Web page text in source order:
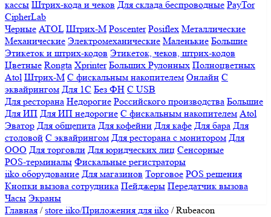
кассы Штрих-кода и чеков Для склада беспроводные PayTor
CipherLab
Черные ATOL Штрих-М Poscenter Posiflex Металлические
Механические Электромеханические Маленькие Большие
Этикеток и штрих-кодов Этикеток, чеков, штрих-кодов
Цветные Rongta Xprinter Больших Рулонных Полноцветных
Atol Штрих-М С фискальным накопителем Онлайн С
эквайрингом Для 1С Без ФН С USB
Для ресторана Недорогие Российского производства Большие
Для ИП Для ИП недорогие С фискальным накопителем Atol
Эватор Для общепита Для кофейни Для кафе Для бара Для
столовой С эквайрингом Для ресторана с монитором Для
ООО Для торговли Для юридческих лиц Сенсорные
POS-терминалы Фискальные регистраторы
iiko оборудование Для магазинов Торговое POS решения
Кнопки вызова сотрудника Пейджеры Передатчик вызова
Часы Экраны
Главная /store iiko/Приложения для iiko /Rubeacon